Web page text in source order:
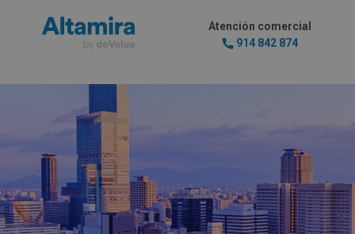
Atención comercial
914 842 874